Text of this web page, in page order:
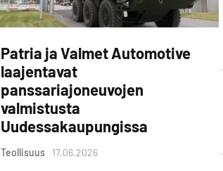
Patria ja Valmet Automotive
laajentavat
panssariajoneuvojen
valmistusta
Uudessakaupungissa
Teollisuus 17.06.2026